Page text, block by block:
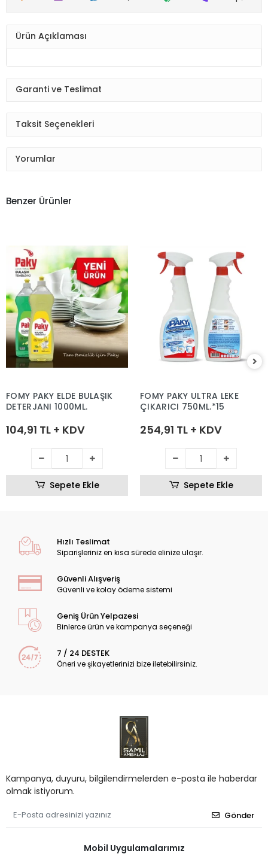
Ürün Açıklaması
Garanti ve Teslimat
Taksit Seçenekleri
Yorumlar
Benzer Ürünler
FOMY PAKY ELDE BULAŞIK
DETERJANI 1000ML.
104,91 TL + KDV
Sepete Ekle
FOMY PAKY ULTRA LEKE
ÇIKARICI 750ML.*15
254,91 TL + KDV
Sepete Ekle
Hızlı Teslimat
Siparişleriniz en kısa sürede elinize ulaşır.
Güvenli Alışveriş
Güvenli ve kolay ödeme sistemi
Geniş Ürün Yelpazesi
Binlerce ürün ve kampanya seçeneği
7 / 24 DESTEK
Öneri ve şikayetlerinizi bize iletebilirsiniz.
Kampanya, duyuru, bilgilendirmelerden e-posta ile haberdar
olmak istiyorum.
Gönder
Mobil Uygulamalarımız